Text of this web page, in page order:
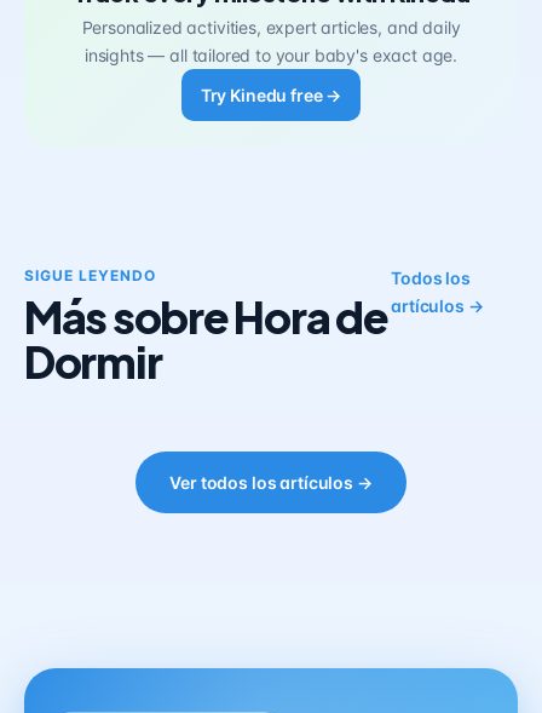
Personalized activities, expert articles, and daily
insights — all tailored to your baby's exact age.
Try Kinedu free →
SIGUE LEYENDO
Más sobre Hora de
Dormir
Todos los
artículos →
Ver todos los artículos →